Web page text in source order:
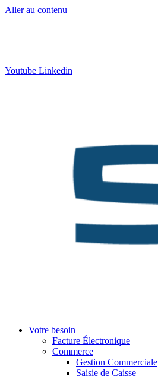
Aller au contenu
Youtube Linkedin
Votre besoin
Facture Électronique
Commerce
Gestion Commerciale
Saisie de Caisse